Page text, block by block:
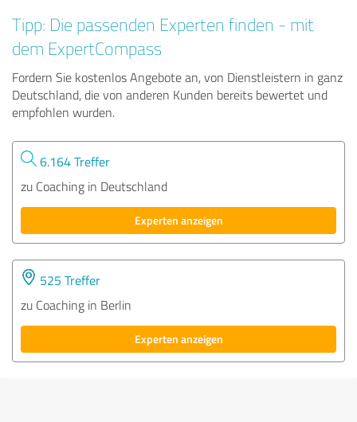
Tipp: Die passenden Experten finden - mit
dem ExpertCompass
Fordern Sie kostenlos Angebote an, von Dienstleistern in ganz
Deutschland, die von anderen Kunden bereits bewertet und
empfohlen wurden.
6.164 Treffer
zu Coaching in Deutschland
Experten anzeigen
525 Treffer
zu Coaching in Berlin
Experten anzeigen